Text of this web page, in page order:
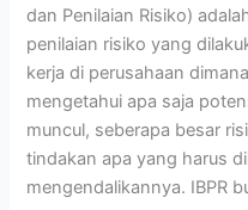
dan Penilaian Risiko)
penilaian risiko yang
kerja di perusahaan
mengetahui apa saja
muncul, seberapa besar
tindakan apa yang harus
mengendalikannya. IBPR